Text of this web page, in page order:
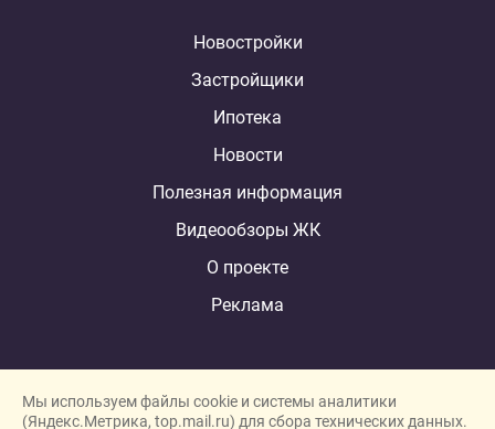
Новостройки
Застройщики
Ипотека
Новости
Полезная информация
Видеообзоры ЖК
О проекте
Реклама
Мы используем файлы cookie и системы аналитики
(Яндекс.Метрика, top.mail.ru) для сбора технических данных.